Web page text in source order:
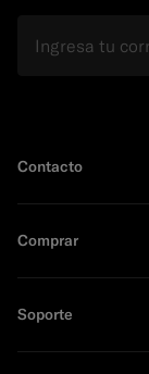
Contacto
Comprar
Soporte